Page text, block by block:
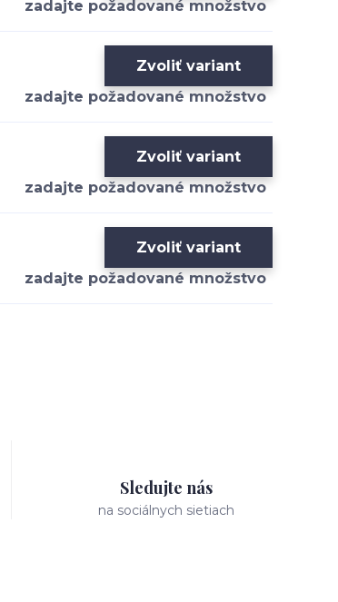
Zvoliť variant
Zvoliť variant
Zvoliť variant
Sledujte nás
na sociálnych sietiach